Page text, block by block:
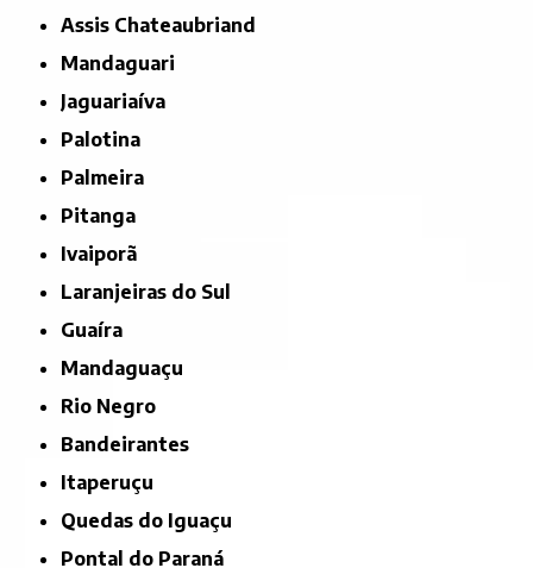
Assis Chateaubriand
Mandaguari
Jaguariaíva
Palotina
Palmeira
Pitanga
Ivaiporã
Laranjeiras do Sul
Guaíra
Mandaguaçu
Rio Negro
Bandeirantes
Itaperuçu
Quedas do Iguaçu
Pontal do Paraná